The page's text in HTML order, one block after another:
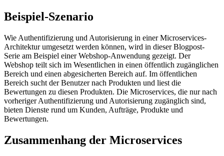
Beispiel-Szenario
Wie Authentifizierung und Autorisierung in einer Microservices-
Architektur umgesetzt werden können, wird in dieser Blogpost-
Serie am Beispiel einer Webshop-Anwendung gezeigt. Der
Webshop teilt sich im Wesentlichen in einen öffentlich zugänglichen
Bereich und einen abgesicherten Bereich auf. Im öffentlichen
Bereich sucht der Benutzer nach Produkten und liest die
Bewertungen zu diesen Produkten. Die Microservices, die nur nach
vorheriger Authentifizierung und Autorisierung zugänglich sind,
bieten Dienste rund um Kunden, Aufträge, Produkte und
Bewertungen.
Zusammenhang der Microservices